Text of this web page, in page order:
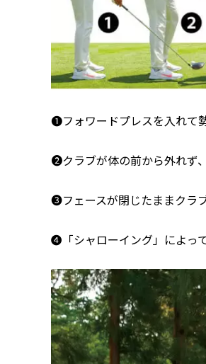
❶フォワードプレスを入れて
❷クラブが体の前から外れず
❸フェースが閉じたままクラ
❹「シャローイング」によっ